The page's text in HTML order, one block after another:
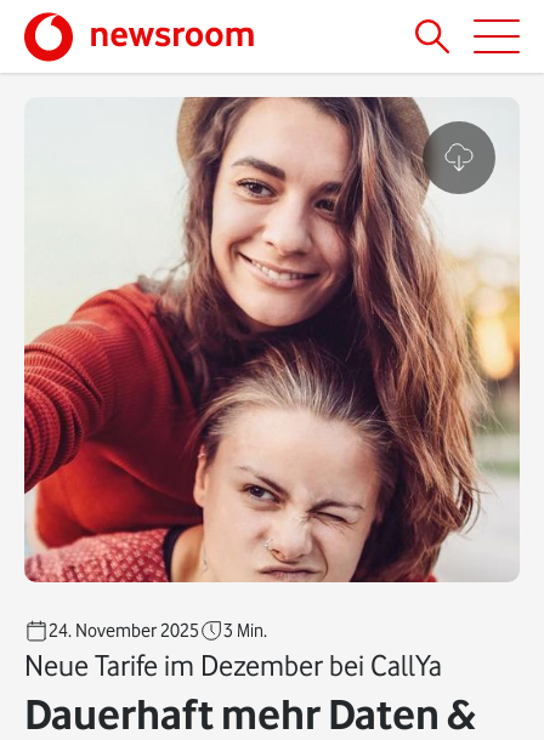
24. November 2025 3 Min.
Neue Tarife im Dezember bei CallYa
Dauerhaft mehr Daten &